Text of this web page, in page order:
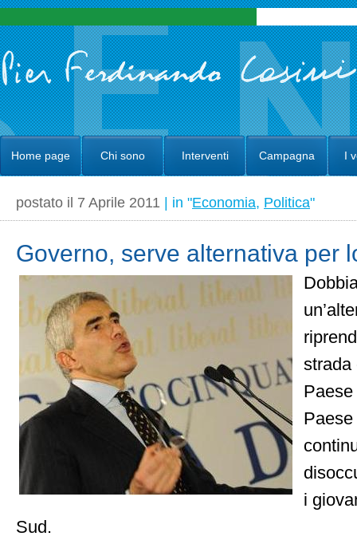
Home page Chi sono Interventi Campagna I
postato il 7 Aprile 2011 | in "Economia, Politica"
Governo, serve alternativa per
strada
i
Sud.